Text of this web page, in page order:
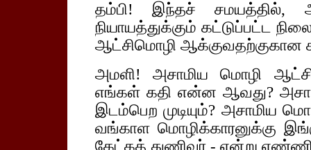
தம்பி! இந்தச் சமயத்தில்,
நியாயத்துக்கும் கட்டுப்பட்ட
ஆட்சிமொழி ஆக்குவதற்குகான
அமளி! அசாமிய மொழி
எங்கள் கதி என்ன ஆவது?
இடம்பெற முடியும்? அசாமிய
வங்காள மொழிக்காரனுக்கு
கேட்கத் துணிவர் - என்று